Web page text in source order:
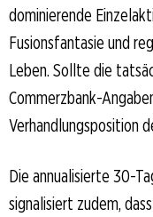
dominierende
Fusionsfantasie und
Leben. Sollte die
Commerzbank-
Verhandlungsposition
Die annualisierte 30-
signalisiert zudem,